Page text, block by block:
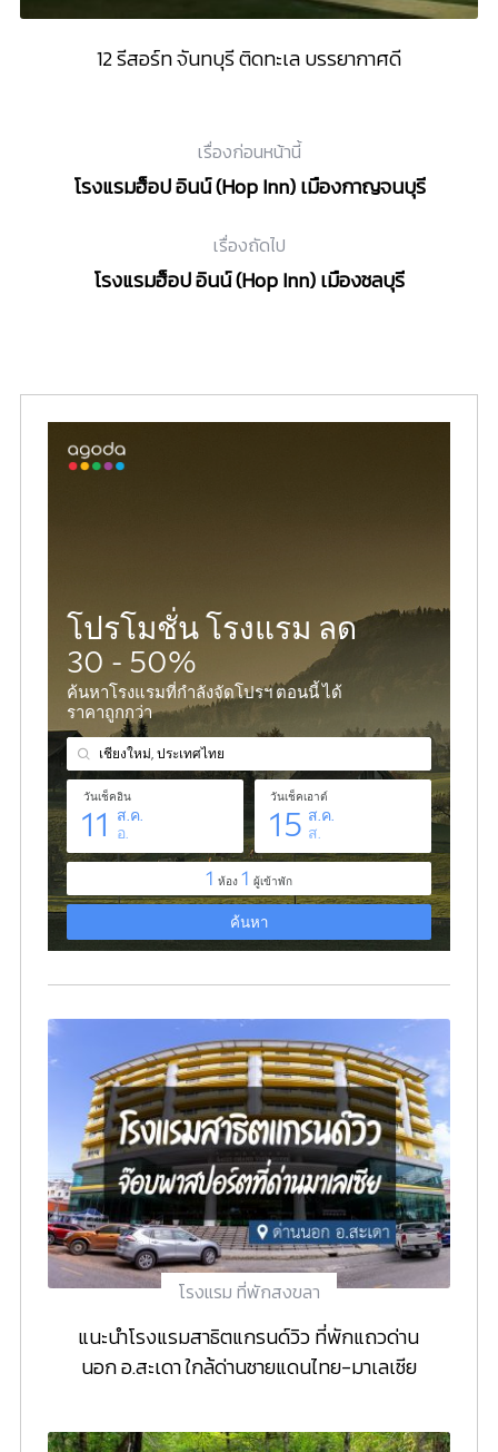
12 รีสอร์ท จันทบุรี ติดทะเล บรรยากาศดี
เรื่องก่อนหน้านี้
โรงแรมฮ็อป อินน์ (Hop Inn) เมืองกาญจนบุรี
เรื่องถัดไป
โรงแรมฮ็อป อินน์ (Hop Inn) เมืองชลบุรี
โรงแรม ที่พักสงขลา
แนะนำโรงแรมสาธิตแกรนด์วิว ที่พักแถวด่าน
นอก อ.สะเดา ใกล้ด่านชายแดนไทย-มาเลเซีย